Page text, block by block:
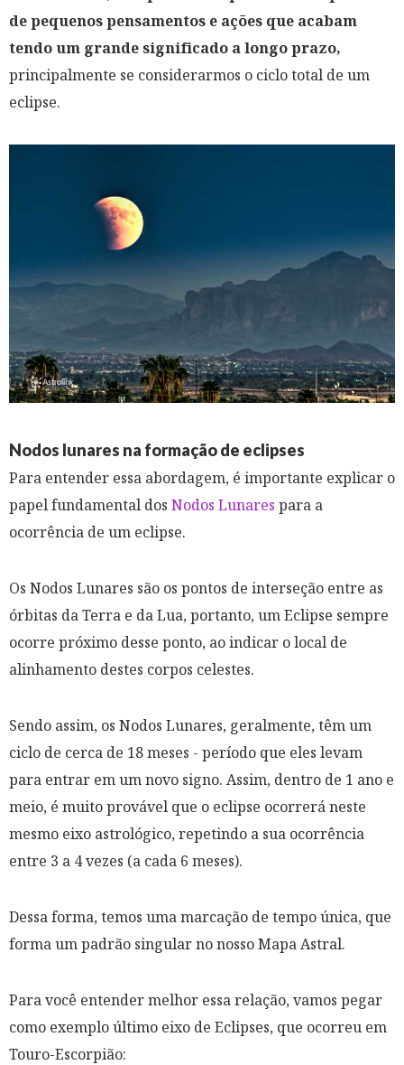
de pequenos pensamentos e ações que acabam
tendo um grande significado a longo prazo,
principalmente se considerarmos o ciclo total de um
eclipse.
Nodos lunares na formação de eclipses
Para entender essa abordagem, é importante explicar o
papel fundamental dos Nodos Lunares para a
ocorrência de um eclipse.
Os Nodos Lunares são os pontos de interseção entre as
órbitas da Terra e da Lua, portanto, um Eclipse sempre
ocorre próximo desse ponto, ao indicar o local de
alinhamento destes corpos celestes.
Sendo assim, os Nodos Lunares, geralmente, têm um
ciclo de cerca de 18 meses - período que eles levam
para entrar em um novo signo. Assim, dentro de 1 ano e
meio, é muito provável que o eclipse ocorrerá neste
mesmo eixo astrológico, repetindo a sua ocorrência
entre 3 a 4 vezes (a cada 6 meses).
Dessa forma, temos uma marcação de tempo única, que
forma um padrão singular no nosso Mapa Astral.
Para você entender melhor essa relação, vamos pegar
como exemplo último eixo de Eclipses, que ocorreu em
Touro-Escorpião: